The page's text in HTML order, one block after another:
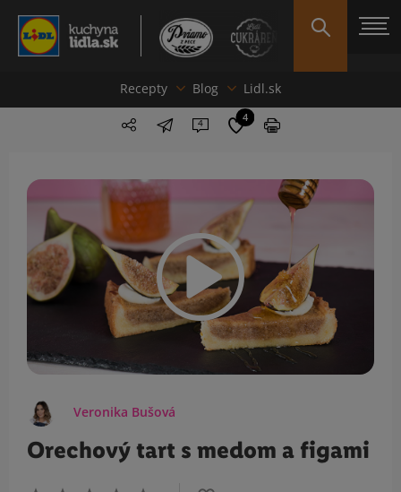
Recepty Blog Lidl.sk
4 4
Veronika Bušová
Orechový tart s medom a figami